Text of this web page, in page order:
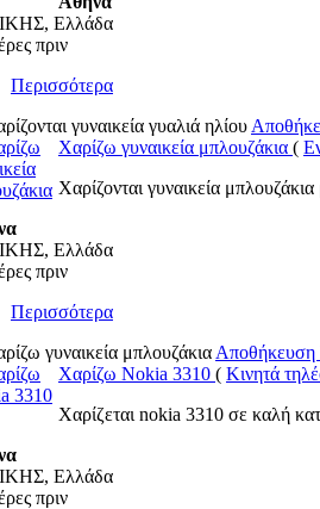
Ελλάδα
πριν
Περισσότερα
Χαρίζω γυναικεία μπλουζάκια (
Χαρίζονται γυναικεία
Ελλάδα
πριν
Περισσότερα
Αποθήκευση
Χαρίζω Nokia 3310 ( Κινητά
Χαρίζεται nokia 3310 σε καλή
Ελλάδα
πριν